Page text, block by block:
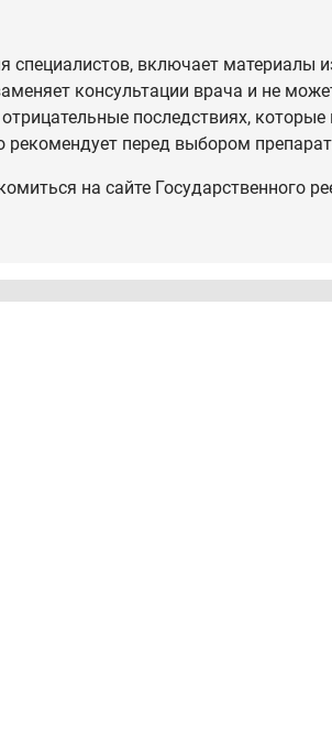
включает материалы
консультации врача и не
последствиях, которые
перед выбором
на сайте Государственного